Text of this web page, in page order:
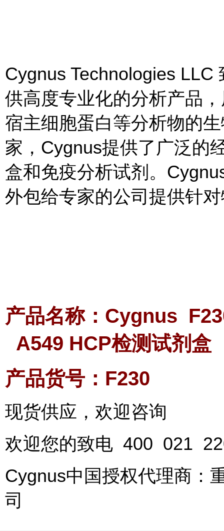
Cygnus Technologies
供高度专业化的分析产品
宿主细胞蛋白等分析物的
家，Cygnus提供了广泛的
盒和免疫分析试剂。
外包给专家的公司提供针
产品名称：Cygnus
A549 HCP检测试
产品货号：F230
现货供应，欢迎咨询
欢迎您的致电 400
Cygnus中国授权代理商：
司